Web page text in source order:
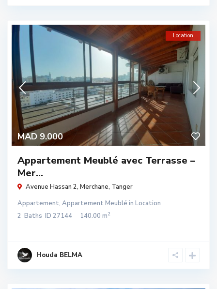
MAD 9.000
Location
Appartement Meublé avec Terrasse –
Mer...
Avenue Hassan 2, Merchane, Tanger
Appartement, Appartement Meublé in Location
2 Baths ID 27144 140.00 m2
Houda BELMA